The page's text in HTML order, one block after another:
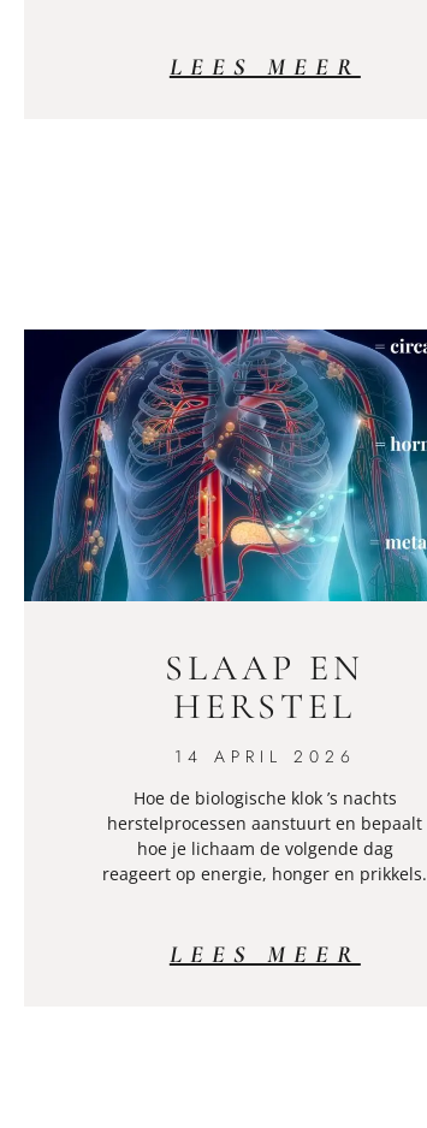
LEES MEER
SLAAP EN
HERSTEL
14 APRIL 2026
Hoe de biologische klok ’s nachts
herstelprocessen aanstuurt en bepaalt
hoe je lichaam de volgende dag
reageert op energie, honger en prikkels.
LEES MEER